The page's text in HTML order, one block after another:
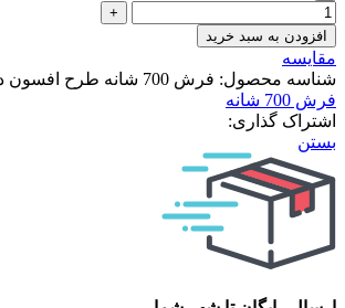
افزودن به سبد خرید
مقایسه
شناسه محصول: فرش 700 شانه طرح افسون دلفینی وینتیج
فرش 700 شانه
اشتراک گذاری:
بستن